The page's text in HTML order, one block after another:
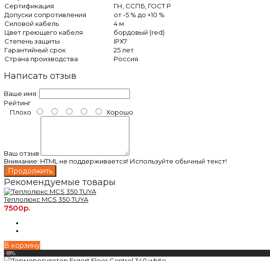
Сертификация
ГН, ССПБ, ГОСТ Р
Допуски сопротивления
от -5 % до +10 %
Силовой кабель
4 м
Цвет греющего кабеля
бордовый (red)
Степень защиты
IPХ7
Гарантийный срок
25 лет
Страна производства
Россия
Написать отзыв
Ваше имя:
Рейтинг
Плохо
Хорошо
Ваш отзыв
Внимание: HTML не поддерживается! Используйте обычный текст!
Продолжить
Рекомендуемые товары
Теплолюкс MCS 350 TUYA
7500р.
В корзину
-18%